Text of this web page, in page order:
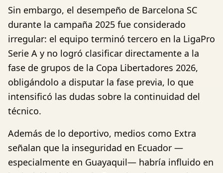
Sin embargo, el desempeño de Barcelona SC
durante la campaña 2025 fue considerado
irregular: el equipo terminó tercero en la LigaPro
Serie A y no logró clasificar directamente a la
fase de grupos de la Copa Libertadores 2026,
obligándolo a disputar la fase previa, lo que
intensificó las dudas sobre la continuidad del
técnico.
Además de lo deportivo, medios como Extra
señalan que la inseguridad en Ecuador —
especialmente en Guayaquil— habría influido en